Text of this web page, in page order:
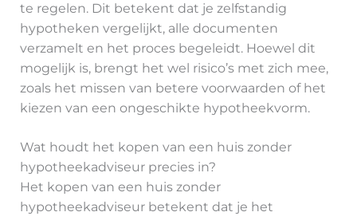
te regelen. Dit betekent dat je zelfstandig
hypotheken vergelijkt, alle documenten
verzamelt en het proces begeleidt. Hoewel dit
mogelijk is, brengt het wel risico’s met zich mee,
zoals het missen van betere voorwaarden of het
kiezen van een ongeschikte hypotheekvorm.
Wat houdt het kopen van een huis zonder
hypotheekadviseur precies in?
Het kopen van een huis zonder
hypotheekadviseur betekent dat je het